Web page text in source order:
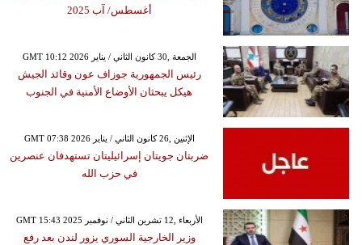
أغسطس/ آب 2025
GMT 10:12 2026 الجمعة ,30 كانون الثاني / يناير
رئيس الجمهورية جوزاف عون وقائد الجيش
هيكل يبحثان الأوضاع الأمنية في الجنوب
GMT 07:38 2026 الإثنين ,26 كانون الثاني / يناير
ضربتان جويتان إسرائيليتان تستهدفان عنصرين
في حزب الله
GMT 15:43 2025 الأربعاء ,12 تشرين الثاني / نوفمبر
وزير الخارجية السوري يزور لندن بعد رفع